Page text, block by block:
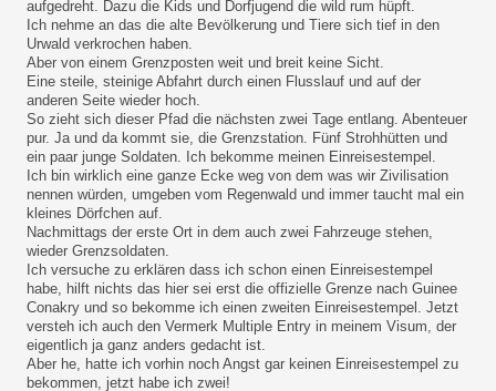
aufgedreht. Dazu die Kids und Dorfjugend die wild rum hüpft.
Ich nehme an das die alte Bevölkerung und Tiere sich tief in den
Urwald verkrochen haben.
Aber von einem Grenzposten weit und breit keine Sicht.
Eine steile, steinige Abfahrt durch einen Flusslauf und auf der
anderen Seite wieder hoch.
So zieht sich dieser Pfad die nächsten zwei Tage entlang. Abenteuer
pur. Ja und da kommt sie, die Grenzstation. Fünf Strohhütten und
ein paar junge Soldaten. Ich bekomme meinen Einreisestempel.
Ich bin wirklich eine ganze Ecke weg von dem was wir Zivilisation
nennen würden, umgeben vom Regenwald und immer taucht mal ein
kleines Dörfchen auf.
Nachmittags der erste Ort in dem auch zwei Fahrzeuge stehen,
wieder Grenzsoldaten.
Ich versuche zu erklären dass ich schon einen Einreisestempel
habe, hilft nichts das hier sei erst die offizielle Grenze nach Guinee
Conakry und so bekomme ich einen zweiten Einreisestempel. Jetzt
versteh ich auch den Vermerk Multiple Entry in meinem Visum, der
eigentlich ja ganz anders gedacht ist.
Aber he, hatte ich vorhin noch Angst gar keinen Einreisestempel zu
bekommen, jetzt habe ich zwei!